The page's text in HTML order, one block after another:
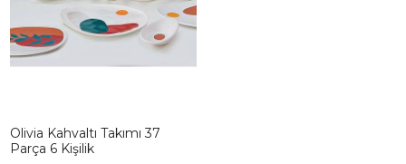
Olivia Kahvaltı Takımı 37
Parça 6 Kişilik